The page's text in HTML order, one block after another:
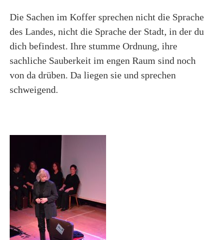
Die Sachen im Koffer sprechen nicht die Sprache
des Landes, nicht die Sprache der Stadt, in der du
dich befindest. Ihre stumme Ordnung, ihre
sachliche Sauberkeit im engen Raum sind noch
von da drüben. Da liegen sie und sprechen
schweigend.